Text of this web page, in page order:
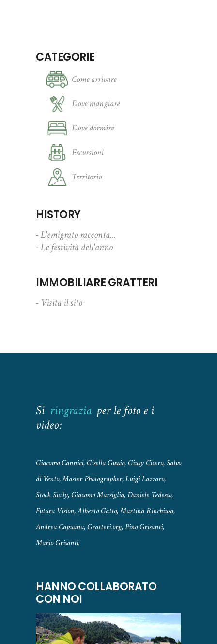
CATEGORIE
Come arrivare
Dove mangiare
Dove dormire
Escursioni
Territorio
HISTORY
- L'emigrato racconta...
- Le festività dell'anno
IMMOBILIARE GRATTERI
- Visita il sito
Si ringrazia per le foto e i
video:
Giacomo Cannici, Gisella Gussio, Giusy Cicero, Salvo
di Vento, Master Photographer, Luigi Lazzaro,
Stock Sicily, Giacomo Marsiglia, Daniele Tedesco,
Futura Vision, Alberto Gatto, Martina Rinchiusa,
Andrea Capuana, Gratteri.org, Pino Grisanti,
Mario Grisanti.
HANNO COLLABORATO
CON NOI